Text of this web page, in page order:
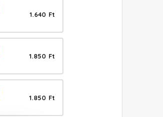
1.640 Ft
1.850 Ft
1.850 Ft